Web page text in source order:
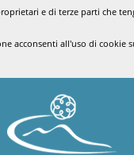
e di terze parti che
acconsenti all'uso di